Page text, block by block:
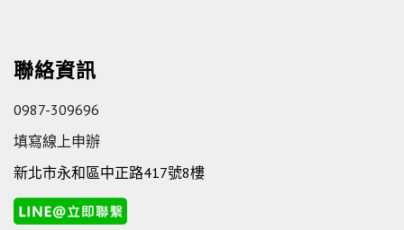
聯絡資訊
0987-309696
填寫線上申辦
新北市永和區中正路417號8樓